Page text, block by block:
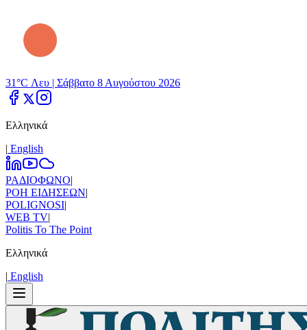
31°C Λευ | Σάββατο 8 Αυγούστου 2026
Ελληνικά
| Εnglish
ΡΑΔΙΟΦΩΝΟ|
ΡΟΗ ΕΙΔΗΣΕΩΝ|
POLIGNOSI|
WEB TV|
Politis To The Point
Ελληνικά
| Εnglish